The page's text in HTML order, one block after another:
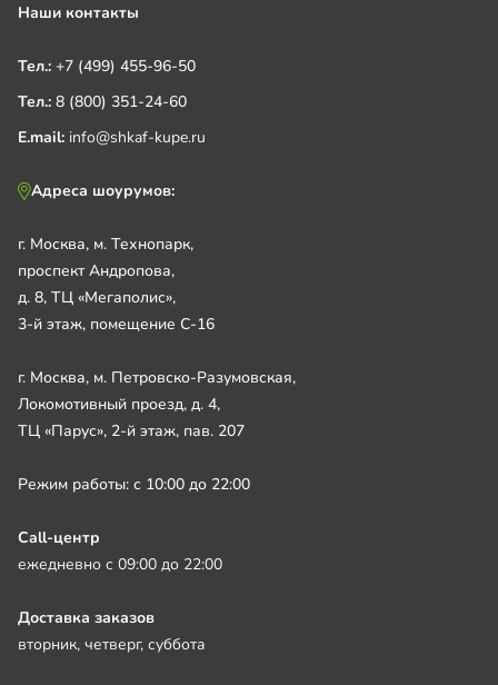
Наши контакты
Тел.: +7 (499) 455-96-50
Тел.: 8 (800) 351-24-60
E.mail: info@shkaf-kupe.ru
Адреса шоурумов:
г. Москва, м. Технопарк,
проспект Андропова,
д. 8, ТЦ «Мегаполис»,
3-й этаж, помещение С-16
г. Москва, м. Петровско-Разумовская,
Локомотивный проезд, д. 4,
ТЦ «Парус», 2-й этаж, пав. 207
Режим работы: с 10:00 до 22:00
Call-центр
ежедневно с 09:00 до 22:00
Доставка заказов
вторник, четверг, суббота